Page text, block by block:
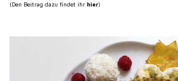
(Den Beitrag dazu findet ihrhier)